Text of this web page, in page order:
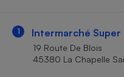
1 Intermarché Super
19 Route De Blois
45380 La Chapelle